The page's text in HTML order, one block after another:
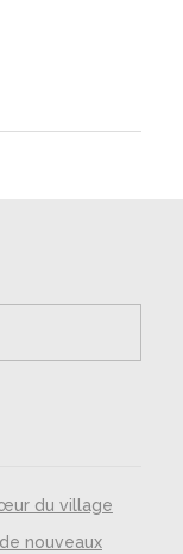
du village
nouveaux